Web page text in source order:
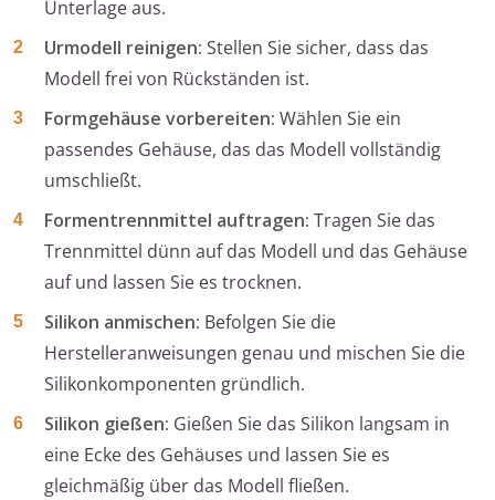
Unterlage aus.
Urmodell reinigen: Stellen Sie sicher, dass das
Modell frei von Rückständen ist.
Formgehäuse vorbereiten: Wählen Sie ein
passendes Gehäuse, das das Modell vollständig
umschließt.
Formentrennmittel auftragen: Tragen Sie das
Trennmittel dünn auf das Modell und das Gehäuse
auf und lassen Sie es trocknen.
Silikon anmischen: Befolgen Sie die
Herstelleranweisungen genau und mischen Sie die
Silikonkomponenten gründlich.
Silikon gießen: Gießen Sie das Silikon langsam in
eine Ecke des Gehäuses und lassen Sie es
gleichmäßig über das Modell fließen.